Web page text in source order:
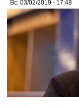
Вс, 03/02/2019 - 17:48